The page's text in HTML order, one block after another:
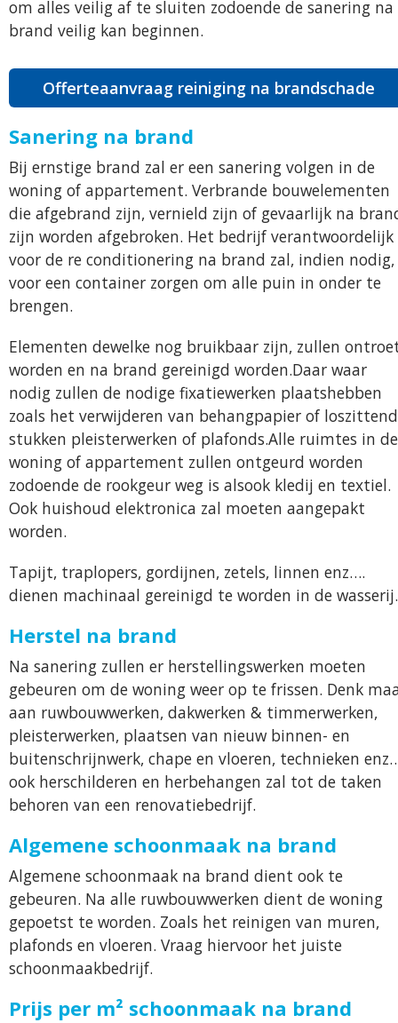
om alles veilig af te sluiten zodoende de sanering na
brand veilig kan beginnen.
Offerteaanvraag reiniging na brandschade
Sanering na brand
Bij ernstige brand zal er een sanering volgen in de
woning of appartement. Verbrande bouwelementen
die afgebrand zijn, vernield zijn of gevaarlijk na
zijn worden afgebroken. Het bedrijf verantwoordelijk
voor de re conditionering na brand zal, indien nodig,
voor een container zorgen om alle puin in onder te
brengen.
Elementen dewelke nog bruikbaar zijn, zullen
worden en na brand gereinigd worden.Daar waar
nodig zullen de nodige fixatiewerken plaatshebben
zoals het verwijderen van behangpapier of
stukken pleisterwerken of plafonds.Alle ruimtes in de
woning of appartement zullen ontgeurd worden
zodoende de rookgeur weg is alsook kledij en textiel.
Ook huishoud elektronica zal moeten aangepakt
worden.
Tapijt, traplopers, gordijnen, zetels, linnen enz….
dienen machinaal gereinigd te worden in de wasserij.
Herstel na brand
Na sanering zullen er herstellingswerken moeten
gebeuren om de woning weer op te frissen. Denk
aan ruwbouwwerken, dakwerken & timmerwerken,
pleisterwerken, plaatsen van nieuw binnen- en
buitenschrijnwerk, chape en vloeren, technieken
ook herschilderen en herbehangen zal tot de taken
behoren van een renovatiebedrijf.
Algemene schoonmaak na brand
Algemene schoonmaak na brand dient ook te
gebeuren. Na alle ruwbouwwerken dient de woning
gepoetst te worden. Zoals het reinigen van muren,
plafonds en vloeren. Vraag hiervoor het juiste
schoonmaakbedrijf.
Prijs per m² schoonmaak na brand